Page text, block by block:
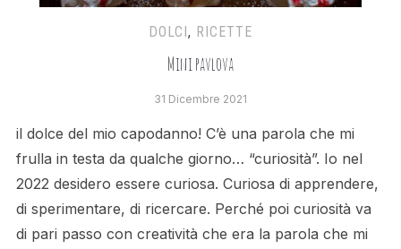
DOLCI, RICETTE
Mini pavlova
31 Dicembre 2021
il dolce del mio capodanno! C’è una parola che mi
frulla in testa da qualche giorno… “curiosità”. Io nel
2022 desidero essere curiosa. Curiosa di apprendere,
di sperimentare, di ricercare. Perché poi curiosità va
di pari passo con creatività che era la parola che mi